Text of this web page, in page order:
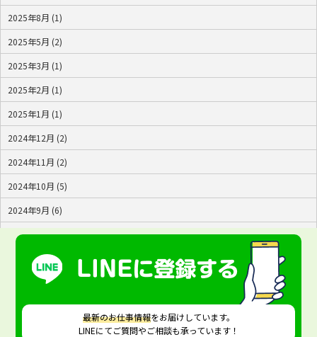
2025年8月 (1)
2025年5月 (2)
2025年3月 (1)
2025年2月 (1)
2025年1月 (1)
2024年12月 (2)
2024年11月 (2)
2024年10月 (5)
2024年9月 (6)
2024年8月 (4)
2024年7月 (2)
最新のお仕事情報をお届けしています。
LINEにてご質問やご相談も承っています！